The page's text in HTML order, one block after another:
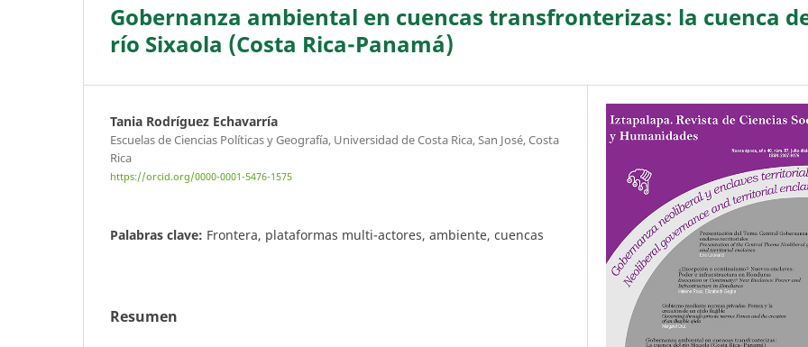
Gobernanza ambiental en cuencas transfronterizas: la cuenca
río Sixaola (Costa Rica-Panamá)
Tania Rodríguez Echavarría
Escuelas de Ciencias Políticas y Geografía, Universidad de Costa Rica, San José, Costa
Rica
https://orcid.org/0000-0001-5476-1575
Palabras clave: Frontera, plataformas multi-actores, ambiente, cuencas
Resumen